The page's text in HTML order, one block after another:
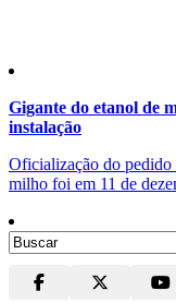
Gigante do etanol de
instalação
Oficialização do pedido
milho foi em 11 de